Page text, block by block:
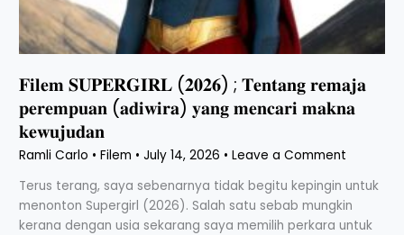
𝐅𝐢𝐥𝐞𝐦 𝐒𝐔𝐏𝐄𝐑𝐆𝐈𝐑𝐋 (𝟐𝟎𝟐𝟔) ; 𝐓𝐞𝐧𝐭𝐚𝐧𝐠 𝐫𝐞𝐦𝐚𝐣𝐚
𝐩𝐞𝐫𝐞𝐦𝐩𝐮𝐚𝐧 (𝐚𝐝𝐢𝐰𝐢𝐫𝐚) 𝐲𝐚𝐧𝐠 𝐦𝐞𝐧𝐜𝐚𝐫𝐢 𝐦𝐚𝐤𝐧𝐚
𝐤𝐞𝐰𝐮𝐣𝐮𝐝𝐚𝐧
Ramli Carlo •Filem •July 14, 2026 •Leave a Comment
Terus terang, saya sebenarnya tidak begitu kepingin untuk
menonton Supergirl (2026). Salah satu sebab mungkin
kerana dengan usia sekarang saya memilih perkara untuk
𝐦𝐚𝐤𝐧𝐚
𝐤𝐞𝐰𝐮𝐣𝐮𝐝𝐚𝐧